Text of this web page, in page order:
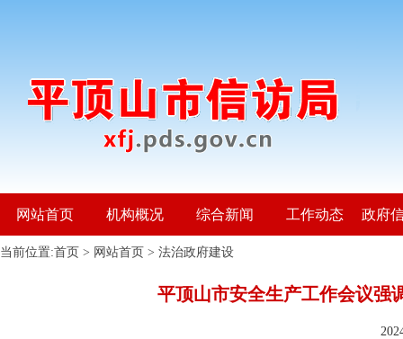
网站首页 机构概况 综合新闻 工作动态 政府
当前位置:首页 > 网站首页 > 法治政府建设
平顶山市安全生产工作会议强